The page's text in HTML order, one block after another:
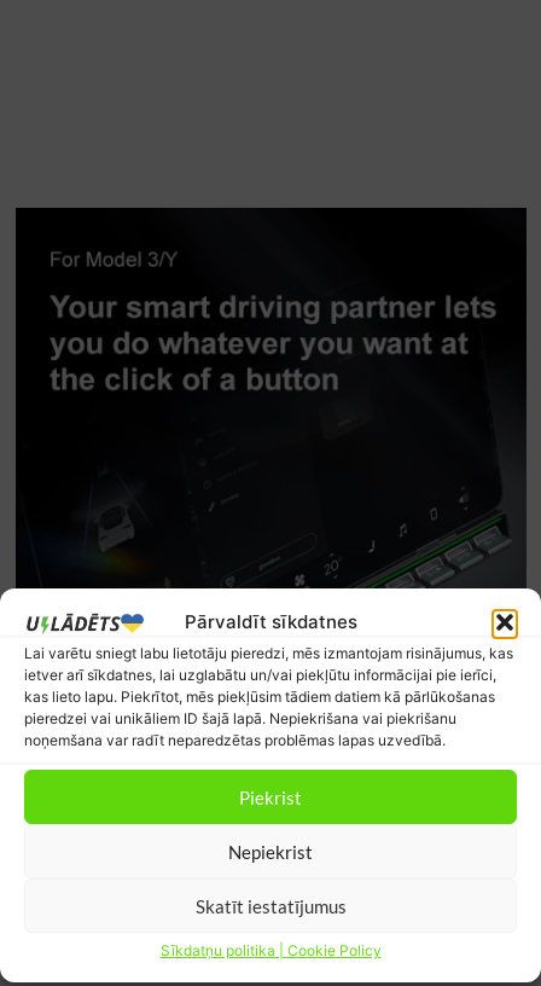
Pārvaldīt sīkdatnes
Lai varētu sniegt labu lietotāju pieredzi, mēs izmantojam risinājumus, kas
ietver arī sīkdatnes, lai uzglabātu un/vai piekļūtu informācijai pie ierīci,
kas lieto lapu. Piekrītot, mēs piekļūsim tādiem datiem kā pārlūkošanas
pieredzei vai unikāliem ID šajā lapā. Nepiekrišana vai piekrišanu
noņemšana var radīt neparedzētas problēmas lapas uzvedībā.
Piekrist
Nepiekrist
Skatīt iestatījumus
Sīkdatņu politika | Cookie Policy
Jaunākie komentāri